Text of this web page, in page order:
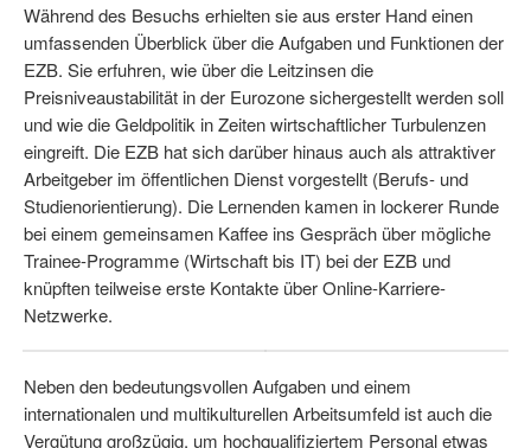
Während des Besuchs erhielten sie aus erster Hand einen
umfassenden Überblick über die Aufgaben und Funktionen der
EZB. Sie erfuhren, wie über die Leitzinsen die
Preisniveaustabilität in der Eurozone sichergestellt werden soll
und wie die Geldpolitik in Zeiten wirtschaftlicher Turbulenzen
eingreift. Die EZB hat sich darüber hinaus auch als attraktiver
Arbeitgeber im öffentlichen Dienst vorgestellt (Berufs- und
Studienorientierung). Die Lernenden kamen in lockerer Runde
bei einem gemeinsamen Kaffee ins Gespräch über mögliche
Trainee-Programme (Wirtschaft bis IT) bei der EZB und
knüpften teilweise erste Kontakte über Online-Karriere-
Netzwerke.
Neben den bedeutungsvollen Aufgaben und einem
internationalen und multikulturellen Arbeitsumfeld ist auch die
Vergütung großzügig, um hochqualifiziertem Personal etwas